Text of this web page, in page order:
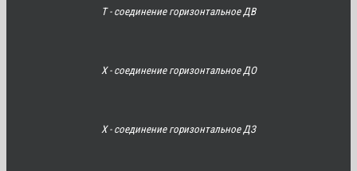
Т - соединение горизонтальное ДВ
Х - соединение горизонтальное ДО
Х - соединение горизонтальное ДЗ